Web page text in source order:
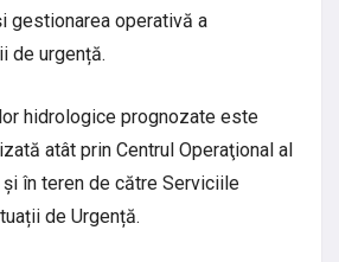
gestionarea operativă a
de urgență.
hidrologice prognozate este
atât prin Centrul Operaţional al
în teren de către Serviciile
de Urgență.